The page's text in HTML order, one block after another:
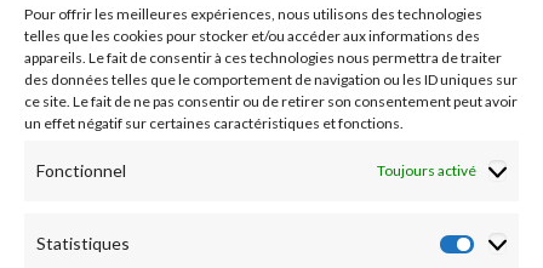
Pour offrir les meilleures expériences, nous utilisons des technologies
telles que les cookies pour stocker et/ou accéder aux informations des
appareils. Le fait de consentir à ces technologies nous permettra de traiter
des données telles que le comportement de navigation ou les ID uniques sur
ce site. Le fait de ne pas consentir ou de retirer son consentement peut avoir
un effet négatif sur certaines caractéristiques et fonctions.
Fonctionnel Toujours activé
Statistiques
Nos essais cliniques
Ecoles paramédicales